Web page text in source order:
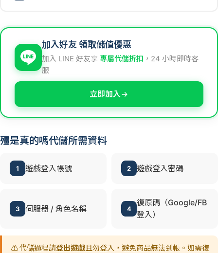
加入好友 領取儲值優惠
加入 LINE 好友享 專屬代儲折扣 ，24 小時即時客
服
立即加入
殭是真的嗎代儲所需資料
1 遊戲登入帳號 2 遊戲登入密碼
3 伺服器 / 角色名稱 4
復原碼（Google/FB
登入）
⚠️ 代儲過程請登出遊戲且勿登入，避免商品無法到帳。如需復